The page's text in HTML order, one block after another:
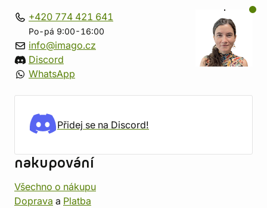
+420 774 421 641
Po-pá 9:00-16:00
info@imago.cz
Discord
WhatsApp
Přidej se na Discord!
nakupování
Všechno o nákupu
Doprava a Platba